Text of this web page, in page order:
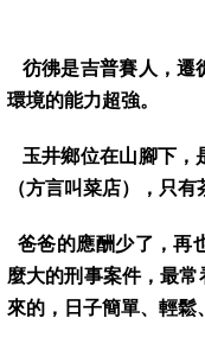
彷彿是吉普賽人，遷
環境的能力超強。
玉井鄉位在山腳下，
（方言叫菜店），只
爸爸的應酬少了，再
麼大的刑事案件，最
來的，日子簡單、輕鬆